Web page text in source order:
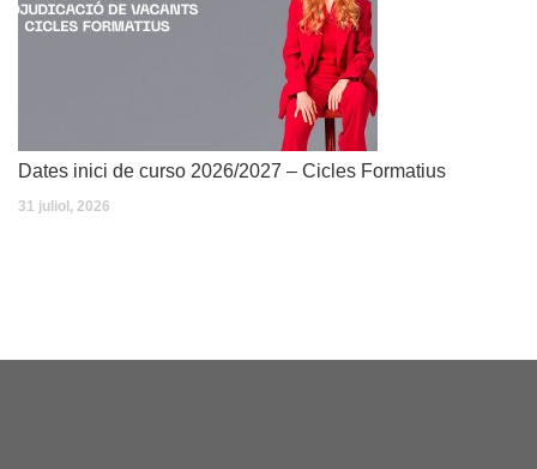
Dates inici de curso 2026/2027 – Cicles Formatius
31 juliol, 2026